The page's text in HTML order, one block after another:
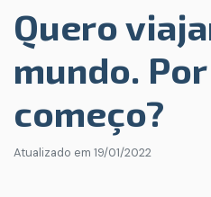
Quero
mundo.
começo?
Atualizado em 19/01/2022